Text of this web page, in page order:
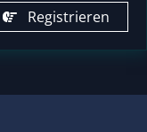
Registrieren